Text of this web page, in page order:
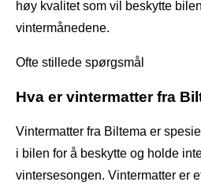
høy kvalitet som vil beskytte
vintermånedene.
Ofte stillede spørgsmål
Hva er vintermatter fra
Vintermatter fra Biltema er
i bilen for å beskytte og holde
vintersesongen. Vintermatter er